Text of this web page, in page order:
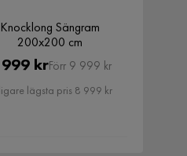
Knocklong Sängram
200x200 cm
Pris
krOriginal
Pris
Förr 9 999 kr
lägsta pris 8 999 kr